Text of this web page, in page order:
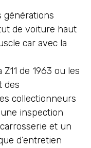
générations
de voiture haut
car avec la
de 1963 ou les
des
collectionneurs
une inspection
et un
d’entretien